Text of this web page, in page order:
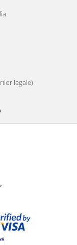
legale)